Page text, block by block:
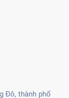
Đô, thành phố